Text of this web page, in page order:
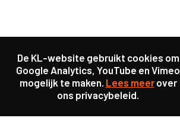
De KL-website gebruikt cookies om
Google Analytics, YouTube en Vimeo
mogelijk te maken. Lees meerover
ons privacybeleid.